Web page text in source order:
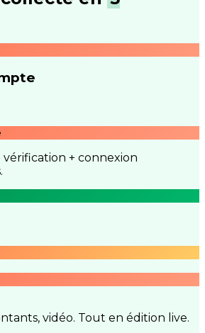
+ connexion
vidéo. Tout en édition live.